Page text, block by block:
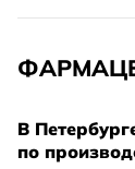
В
по